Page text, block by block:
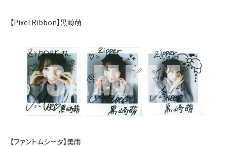
【Pixel Ribbon】黒崎萌
【ファントムシータ】美雨